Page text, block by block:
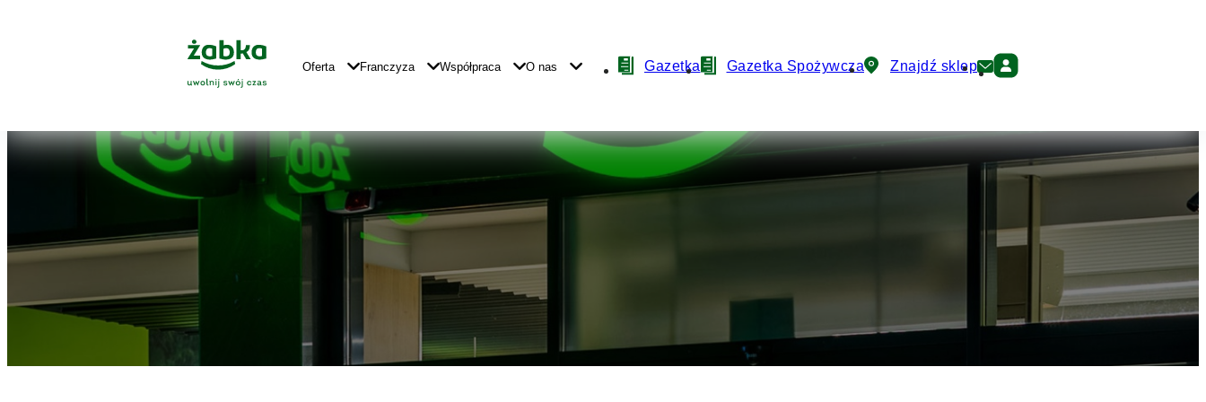
Główne
Logo
Główna
Nawigacja
Oferta Franczyza Współpraca O nas
NawigacjaGazetka Gazetka Spożywcza Znajdź sklep